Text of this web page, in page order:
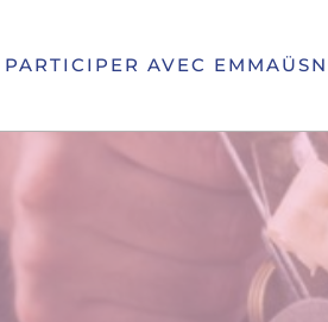
PARTICIPER AVEC EMMAÜS